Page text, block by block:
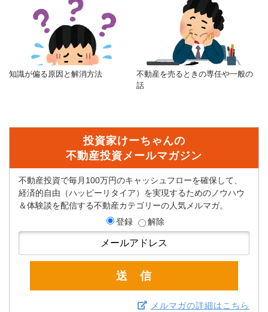
知識が偏る原因と解消方法
不動産を売るときの専任や一般の
話
投資家けーちゃんの
不動産投資メールマガジン
不動産投資で毎月100万円のキャッシュフローを確保して、
経済的自由（ハッピーリタイア）を実現するためのノウハウ
＆体験談を配信する不動産カテゴリーの人気メルマガ。
登録
解除
メルマガの詳細はこちら